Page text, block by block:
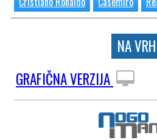
NA VRH
GRAFIČNA VERZIJA